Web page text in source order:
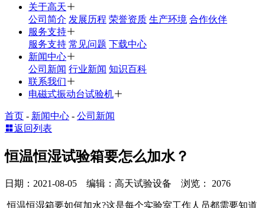
关于高天
公司简介 发展历程 荣誉资质 生产环境 合作伙伴
服务支持
服务支持 常见问题 下载中心
新闻中心
公司新闻 行业新闻 知识百科
联系我们
电磁式振动台试验机
首页 - 新闻中心 - 公司新闻
返回列表
恒温恒湿试验箱要怎么加水？
日期：2021-08-05 编辑：高天试验设备 浏览： 2076
恒温恒湿箱要如何加水?这是每个实验室工作人员都需要知道